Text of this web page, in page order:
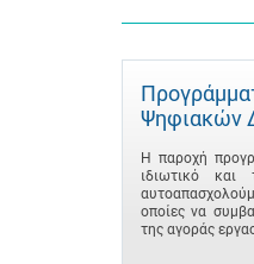
Ψηφιακών
Η παροχή
ιδιωτικό και
οποίες να
της αγοράς